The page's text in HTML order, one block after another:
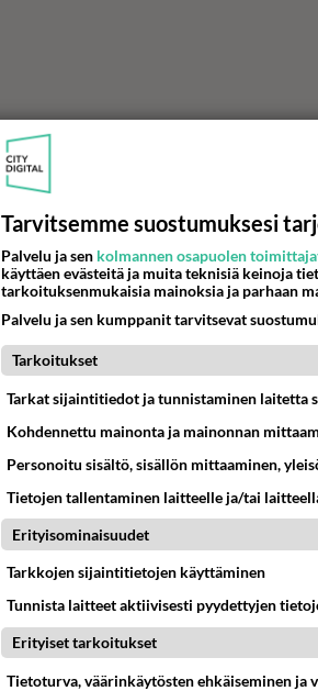
Tarvitsemme suostumuksesi
Palvelu ja sen kolmannen osapuolen
käyttäen evästeitä ja muita teknisiä keinoja
tarkoituksenmukaisia mainoksia ja parhaan
Palvelu ja sen kumppanit tarvitsevat
Tarkoitukset
Tarkat sijaintitiedot ja tunnistaminen laitetta
Kohdennettu mainonta ja mainonnan
Personoitu sisältö, sisällön mittaaminen,
Tietojen tallentaminen laitteelle ja/tai
Erityisominaisuudet
Tarkkojen sijaintitietojen käyttäminen
Tunnista laitteet aktiivisesti pyydettyjen
Erityiset tarkoitukset
Tietoturva, väärinkäytösten ehkäiseminen ja